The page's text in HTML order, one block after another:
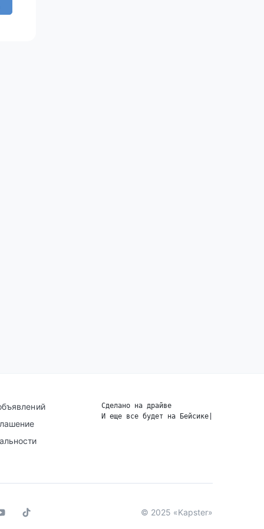
Сделано на драйве
И еще все будет на Бейсике
© 2025 «Kapster»